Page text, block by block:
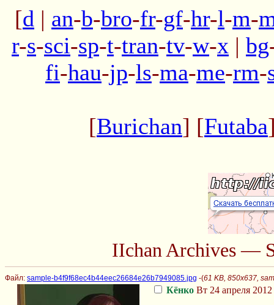
[d | an-b-bro-fr-gf-hr-l-m-
r-s-sci-sp-t-tran-tv-w-x | bg
fi-hau-jp-ls-ma-me-rm-
[Burichan] [Futaba
IIchan Archives —
Файл: sample-b4f9f68ec4b44eec26684e26b7949085.jpg -(61 KB, 850x637,
Кёнко Вт 24 апреля